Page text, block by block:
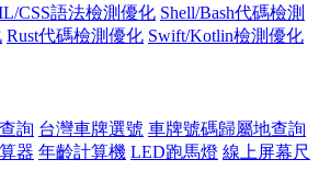
CSS語法檢測優化 Shell/Bash代碼檢測
Rust代碼檢測優化 Swift/Kotlin檢測優化
詢 台灣車牌選號 車牌號碼歸屬地查詢
器 年齡計算機 LED跑馬燈 線上屏幕尺